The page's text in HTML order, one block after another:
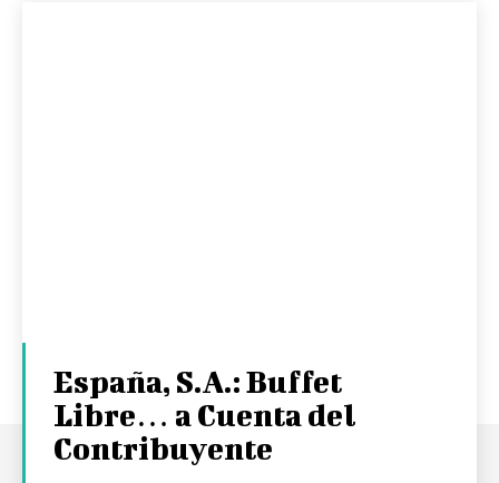
España, S.A.: Buffet
Libre… a Cuenta del
Contribuyente